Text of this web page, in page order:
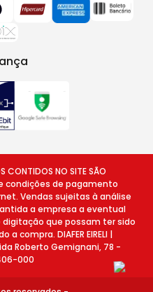
CONTIDOS NO SITE SÃO
e condições de pagamento
Vendas sujeitas à análise
a empresa a eventual
que possam ter sido
compra. DIAFER EIRELI |
Roberto Gemignani, 78 -
000